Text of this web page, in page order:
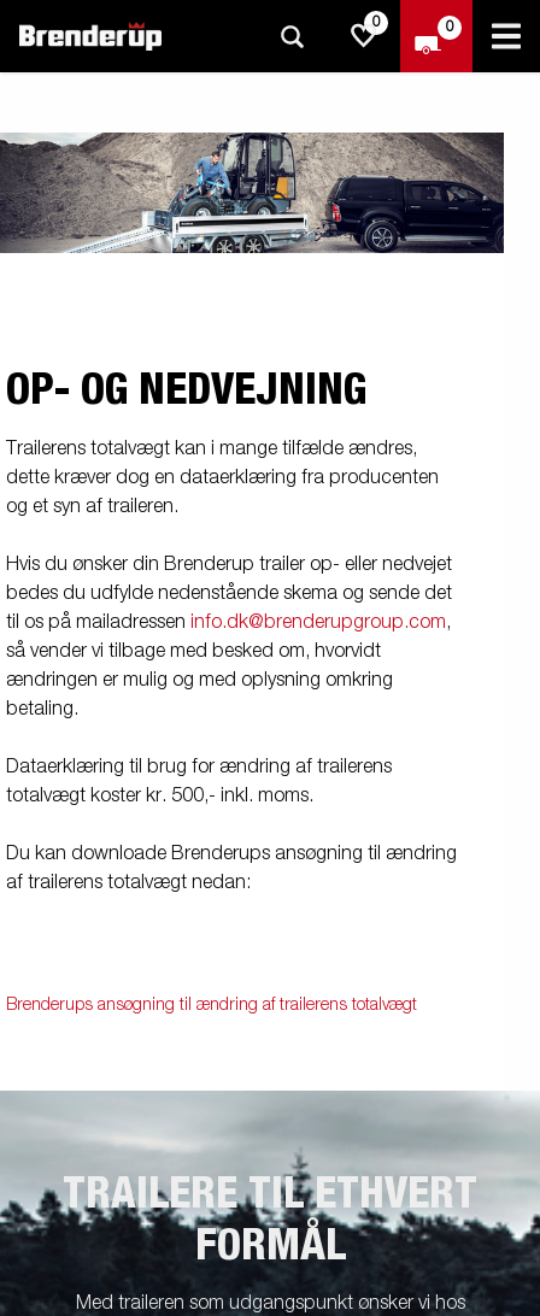
0 0
OP- OG NEDVEJNING
Trailerens totalvægt kan i mange tilfælde ændres,
dette kræver dog en dataerklæring fra producenten
og et syn af traileren.
Hvis du ønsker din Brenderup trailer op- eller nedvejet
bedes du udfylde nedenstående skema og sende det
til os på mailadressen info.dk@brenderupgroup.com,
så vender vi tilbage med besked om, hvorvidt
ændringen er mulig og med oplysning omkring
betaling.
Dataerklæring til brug for ændring af trailerens
totalvægt koster kr. 500,- inkl. moms.
Du kan downloade Brenderups ansøgning til ændring
af trailerens totalvægt nedan:
Brenderups ansøgning til ændring af trailerens totalvægt
TRAILERE TIL ETHVERT
FORMÅL
Med traileren som udgangspunkt ønsker vi hos